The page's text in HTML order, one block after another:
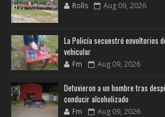
Rolls Aug 09, 2026
La Policía secuestró envoltorios
vehicular
Fm Aug 09, 2026
Detuvieron a un hombre tras
conducir alcoholizado
Fm Aug 09, 2026